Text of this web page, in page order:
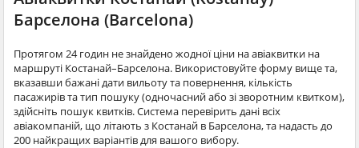
Барселона (Barcelona)
Протягом 24 годин не знайдено жодної ціни на авіаквитки на
маршруті Костанай–Барселона. Використовуйте форму вище та,
вказавши бажані дати вильоту та повернення, кількість
пасажирів та тип пошуку (одночасний або зі зворотним квитком),
здійсніть пошук квитків. Система перевірить дані всіх
авіакомпаній, що літають з Костанай в Барселона, та надасть до
200 найкращих варіантів для вашого вибору.